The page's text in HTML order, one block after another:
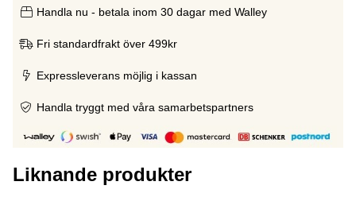
Handla nu - betala inom 30 dagar med Walley
Fri standardfrakt över 499kr
Expressleverans möjlig i kassan
Handla tryggt med våra samarbetspartners
Liknande produkter